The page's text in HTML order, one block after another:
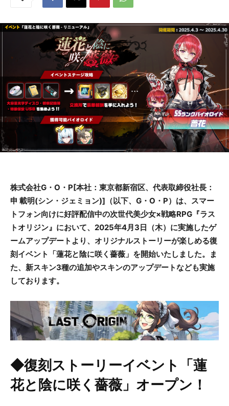
株式会社G・O・P[本社：東京都新宿区、代表取締役社長：
申 載明(シン・ジェミョン)]（以下、G・O・P）は、スマー
トフォン向けに好評配信中の次世代美少女×戦略RPG『ラス
トオリジン』において、2025年4月3日（木）に実施したゲ
ームアップデートより、オリジナルストーリーが楽しめる復
刻イベント「蓮花と陰に咲く薔薇」を開始いたしました。ま
た、新スキン3種の追加やスキンのアップデートなども実施
しております。
◆復刻ストーリーイベント「蓮
花と陰に咲く薔薇」オープン！